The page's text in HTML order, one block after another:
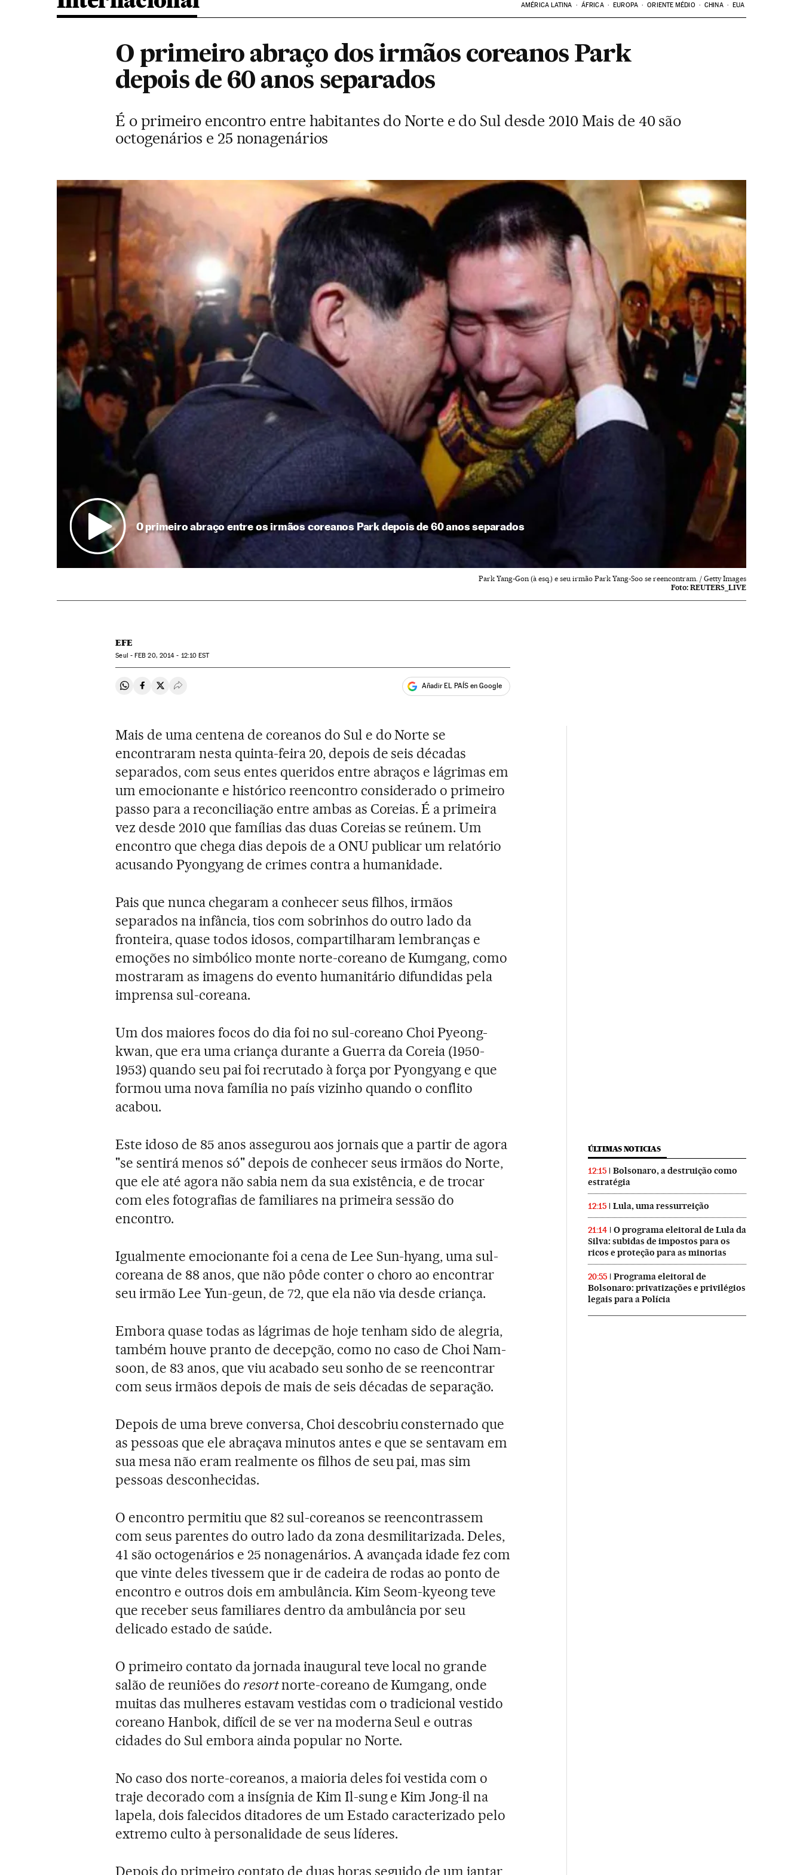
AMÉRICA LATINA ÁFRICA EUROPA ORIENTE MÉDIO CHINA EUA
O primeiro abraço dos irmãos coreanos Park
depois de 60 anos separados
É o primeiro encontro entre habitantes do Norte e do Sul desde 2010 Mais de 40 são
octogenários e 25 nonagenários
O primeiro abraço entre os irmãos coreanos Park depois de 60 anos separados
Park Yang-Gon (à esq.) e seu irmão Park Yang-Soo se reencontram. / Getty Images
Foto: REUTERS_LIVE
EFE
Seul -FEB 20, 2014 - 12:10 EST
Compartir en Whatsapp
Compartir en Facebook
Compartir en Twitter
Desplegar Redes Sociales Añadir EL PAÍS en Google
Mais de uma centena de coreanos do Sul e do Norte se
encontraram nesta quinta-feira 20, depois de seis décadas
separados, com seus entes queridos entre abraços e lágrimas em
um emocionante e histórico reencontro considerado o primeiro
passo para a reconciliação entre ambas as Coreias. É a primeira
vez desde 2010 que famílias das duas Coreias se reúnem. Um
encontro que chega dias depois de a ONU publicar um relatório
acusando Pyongyang de crimes contra a humanidade.
Pais que nunca chegaram a conhecer seus filhos, irmãos
separados na infância, tios com sobrinhos do outro lado da
fronteira, quase todos idosos, compartilharam lembranças e
emoções no simbólico monte norte-coreano de Kumgang, como
mostraram as imagens do evento humanitário difundidas pela
imprensa sul-coreana.
Um dos maiores focos do dia foi no sul-coreano Choi Pyeong-
kwan, que era uma criança durante a Guerra da Coreia (1950-
1953) quando seu pai foi recrutado à força por Pyongyang e que
formou uma nova família no país vizinho quando o conflito
acabou.
Este idoso de 85 anos assegurou aos jornais que a partir de agora
"se sentirá menos só" depois de conhecer seus irmãos do Norte,
que ele até agora não sabia nem da sua existência, e de trocar
com eles fotografias de familiares na primeira sessão do
encontro.
Igualmente emocionante foi a cena de Lee Sun-hyang, uma sul-
coreana de 88 anos, que não pôde conter o choro ao encontrar
seu irmão Lee Yun-geun, de 72, que ela não via desde criança.
Embora quase todas as lágrimas de hoje tenham sido de alegria,
também houve pranto de decepção, como no caso de Choi Nam-
soon, de 83 anos, que viu acabado seu sonho de se reencontrar
com seus irmãos depois de mais de seis décadas de separação.
Depois de uma breve conversa, Choi descobriu consternado que
as pessoas que ele abraçava minutos antes e que se sentavam em
sua mesa não eram realmente os filhos de seu pai, mas sim
pessoas desconhecidas.
O encontro permitiu que 82 sul-coreanos se reencontrassem
com seus parentes do outro lado da zona desmilitarizada. Deles,
41 são octogenários e 25 nonagenários. A avançada idade fez com
que vinte deles tivessem que ir de cadeira de rodas ao ponto de
encontro e outros dois em ambulância. Kim Seom-kyeong teve
que receber seus familiares dentro da ambulância por seu
delicado estado de saúde.
O primeiro contato da jornada inaugural teve local no grande
salão de reuniões do resortnorte-coreano de Kumgang, onde
muitas das mulheres estavam vestidas com o tradicional vestido
coreano Hanbok, difícil de se ver na moderna Seul e outras
cidades do Sul embora ainda popular no Norte.
No caso dos norte-coreanos, a maioria deles foi vestida com o
traje decorado com a insígnia de Kim Il-sung e Kim Jong-il na
lapela, dois falecidos ditadores de um Estado caracterizado pelo
extremo culto à personalidade de seus líderes.
Depois do primeiro contato de duas horas seguido de um jantar,
ÚLTIMAS NOTICIAS
12:15
Bolsonaro, a destruição como
estratégia
12:15 Lula, uma ressurreição
21:14
O programa eleitoral de Lula da
Silva: subidas de impostos para os
ricos e proteção para as minorias
20:55
Programa eleitoral de
Bolsonaro: privatizações e privilégios
legais para a Polícia